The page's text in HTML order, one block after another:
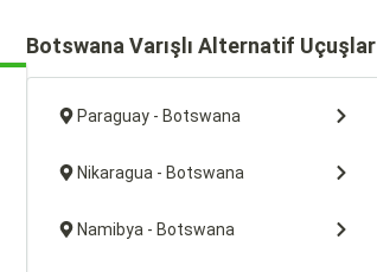
Botswana Varışlı Alternatif Uçuşlar
Paraguay - Botswana
Nikaragua - Botswana
Namibya - Botswana